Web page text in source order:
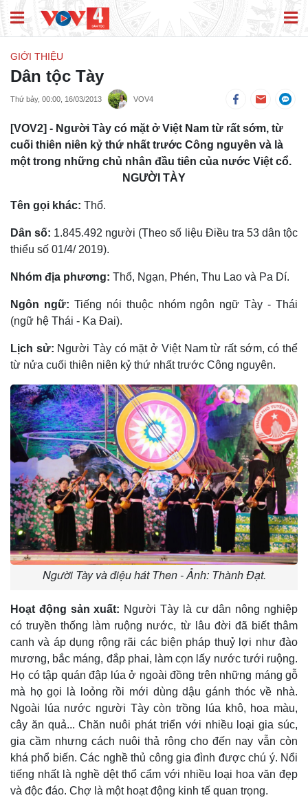
GIỚI THIỆU
Dân tộc Tày
Thứ bảy, 00:00, 16/03/2013 VOV4
[VOV2] - Người Tày có mặt ở Việt Nam từ rất sớm, từ
cuối thiên niên kỷ thứ nhất trước Công nguyên và là
một trong những chủ nhân đầu tiên của nước Việt cổ.
NGƯỜI TÀY
Tên gọi khác: Thổ.
Dân số: 1.845.492 người (Theo số liệu Điều tra 53 dân tộc
thiểu số 01/4/ 2019).
Nhóm địa phương: Thổ, Ngạn, Phén, Thu Lao và Pa Dí.
Ngôn ngữ: Tiếng nói thuộc nhóm ngôn ngữ Tày - Thái
(ngữ hệ Thái - Ka Ðai).
Lịch sử: Người Tày có mặt ở Việt Nam từ rất sớm, có thể
từ nửa cuối thiên niên kỷ thứ nhất trước Công nguyên.
Người Tày và điệu hát Then - Ảnh: Thành Đạt.
Hoạt động sản xuất: Người Tày là cư dân nông nghiệp
có truyền thống làm ruộng nước, từ lâu đời đã biết thâm
canh và áp dụng rộng rãi các biện pháp thuỷ lợi như đào
mương, bắc máng, đắp phai, làm cọn lấy nước tưới ruộng.
Họ có tập quán đập lúa ở ngoài đồng trên những máng gỗ
mà họ gọi là loỏng rồi mới dùng dậu gánh thóc về nhà.
Ngoài lúa nước người Tày còn trồng lúa khô, hoa màu,
cây ăn quả... Chăn nuôi phát triển với nhiều loại gia súc,
gia cầm nhưng cách nuôi thả rông cho đến nay vẫn còn
khá phổ biến. Các nghề thủ công gia đình được chú ý. Nổi
tiếng nhất là nghề dệt thổ cẩm với nhiều loại hoa văn đẹp
và độc đáo. Chợ là một hoạt động kinh tế quan trọng.